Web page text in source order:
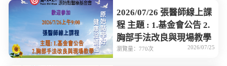
2026/07/26 張醫師線上課
程 主題 : 1.基金會公告 2.
胸部手法改良與現場教學
瀏覽量：770次 2026/07/25